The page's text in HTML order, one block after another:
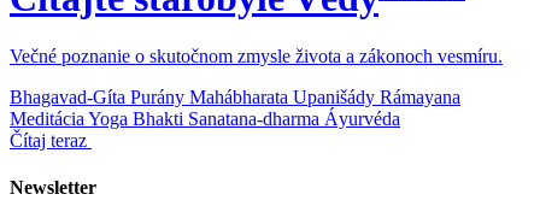
Večné poznanie o skutočnom zmysle života a zákonoch vesmíru.
Bhagavad-Gíta Purány Mahábharata Upanišády Rámayana
Meditácia Yoga Bhakti Sanatana-dharma Áyurvéda
Čítaj teraz
Newsletter